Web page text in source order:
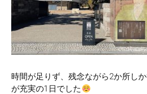
時間が足りず、残念ながら2か所し
が充実の1日でした